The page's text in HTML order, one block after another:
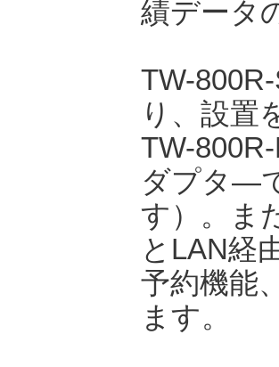
績データ
TW-
り、設置
TW-
ダプタ―
す）。ま
とLAN経
予約機能
ます。